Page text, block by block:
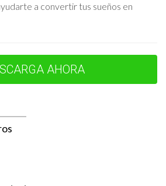
compartir es el de Carlos, un
que había tenido malas experiencias
ayuda profesional y se puso en
estéticas hasta ajustes en la estrategia
asesoría experta y apoyo continuo
Carlos no solo logró vender su
a convertir tus sueños en
AHORA